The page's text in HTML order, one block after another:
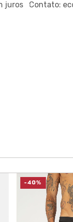
Contato:
-40%